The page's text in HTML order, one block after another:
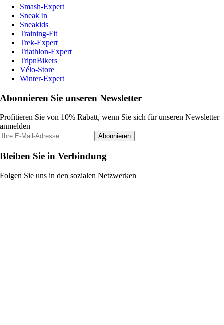
Smash-Expert
Sneak'In
Sneakids
Training-Fit
Trek-Expert
Triathlon-Expert
TripnBikers
Vélo-Store
Winter-Expert
Abonnieren Sie unseren Newsletter
Profitieren Sie von 10% Rabatt, wenn Sie sich für unseren Newsletter
anmelden
Abonnieren
Bleiben Sie in Verbindung
Folgen Sie uns in den sozialen Netzwerken